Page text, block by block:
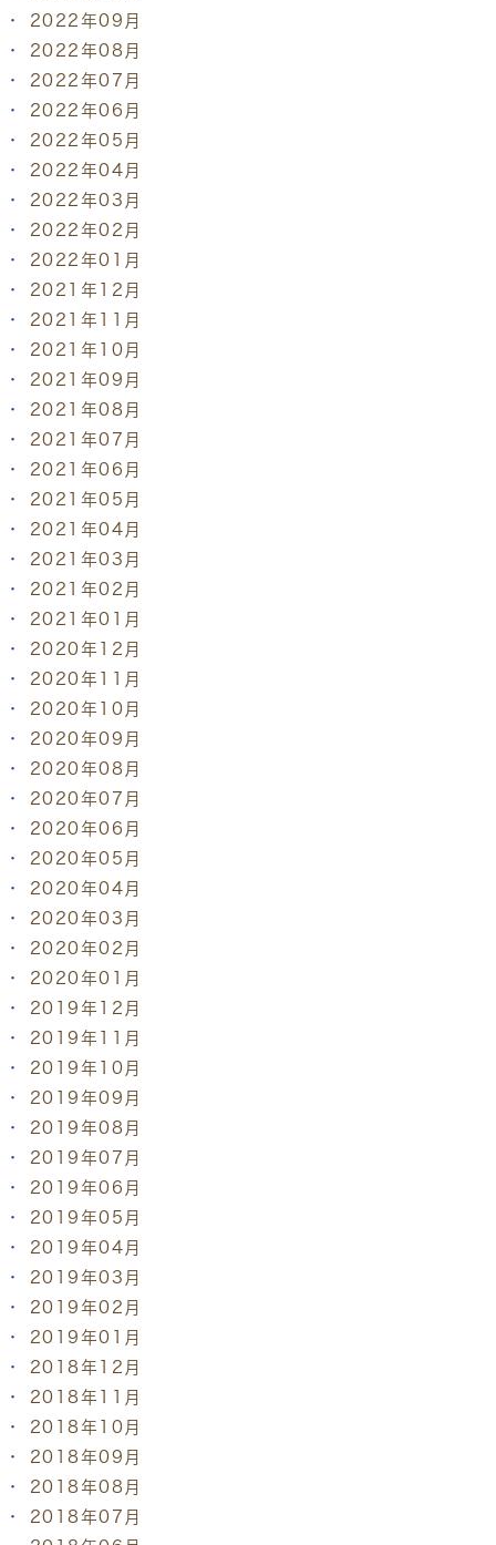
2022年09月
2022年08月
2022年07月
2022年06月
2022年05月
2022年04月
2022年03月
2022年02月
2022年01月
2021年12月
2021年11月
2021年10月
2021年09月
2021年08月
2021年07月
2021年06月
2021年05月
2021年04月
2021年03月
2021年02月
2021年01月
2020年12月
2020年11月
2020年10月
2020年09月
2020年08月
2020年07月
2020年06月
2020年05月
2020年04月
2020年03月
2020年02月
2020年01月
2019年12月
2019年11月
2019年10月
2019年09月
2019年08月
2019年07月
2019年06月
2019年05月
2019年04月
2019年03月
2019年02月
2019年01月
2018年12月
2018年11月
2018年10月
2018年09月
2018年08月
2018年07月